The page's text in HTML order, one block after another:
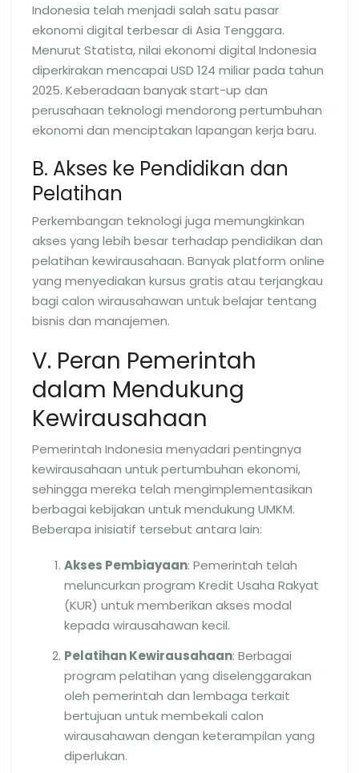
Indonesia telah menjadi salah satu pasar
ekonomi digital terbesar di Asia Tenggara.
Menurut Statista, nilai ekonomi digital Indonesia
diperkirakan mencapai USD 124 miliar pada tahun
2025. Keberadaan banyak start-up dan
perusahaan teknologi mendorong pertumbuhan
ekonomi dan menciptakan lapangan kerja baru.
B. Akses ke Pendidikan dan
Pelatihan
Perkembangan teknologi juga memungkinkan
akses yang lebih besar terhadap pendidikan dan
pelatihan kewirausahaan. Banyak platform online
yang menyediakan kursus gratis atau terjangkau
bagi calon wirausahawan untuk belajar tentang
bisnis dan manajemen.
V. Peran Pemerintah
dalam Mendukung
Kewirausahaan
Pemerintah Indonesia menyadari pentingnya
kewirausahaan untuk pertumbuhan ekonomi,
sehingga mereka telah mengimplementasikan
berbagai kebijakan untuk mendukung UMKM.
Beberapa inisiatif tersebut antara lain:
Akses Pembiayaan: Pemerintah telah
meluncurkan program Kredit Usaha Rakyat
(KUR) untuk memberikan akses modal
kepada wirausahawan kecil.
Pelatihan Kewirausahaan: Berbagai
program pelatihan yang diselenggarakan
oleh pemerintah dan lembaga terkait
bertujuan untuk membekali calon
wirausahawan dengan keterampilan yang
diperlukan.